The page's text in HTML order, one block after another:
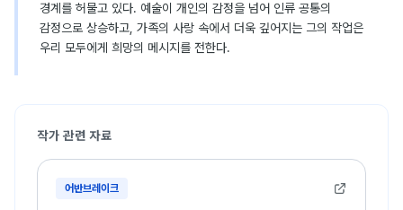
경계를 허물고 있다. 예술이 개인의 감정을 넘어 인류 공통의
감정으로 상승하고, 가족의 사랑 속에서 더욱 깊어지는 그의 작업은
우리 모두에게 희망의 메시지를 전한다.
작가 관련 자료
어반브레이크